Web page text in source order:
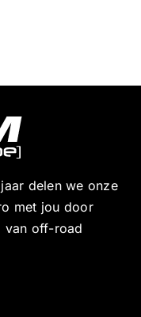
delen we onze
met jou door
van off-road